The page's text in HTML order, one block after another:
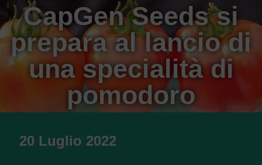
CapGen Seeds si
prepara al lancio di
una specialità di
pomodoro
20 Luglio 2022